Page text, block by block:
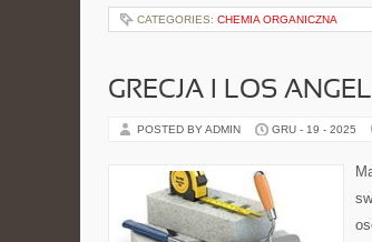
CATEGORIES: CHEMIA ORGANICZNA
GRECJA I LOS
POSTED BY ADMIN GRU - 19 - 2025